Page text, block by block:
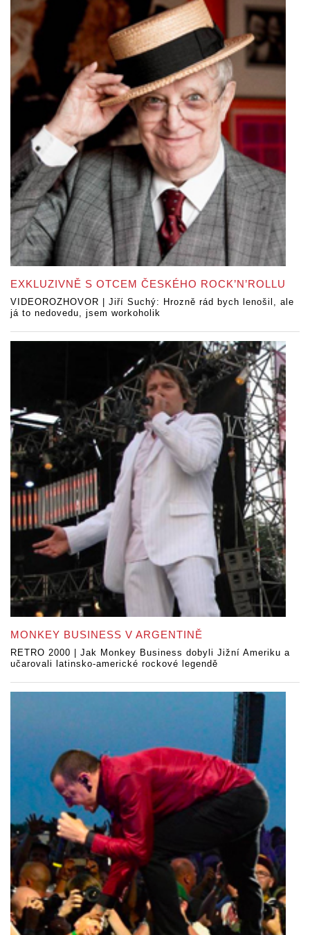
EXKLUZIVNĚ S OTCEM ČESKÉHO ROCK’N’ROLLU
VIDEOROZHOVOR | Jiří Suchý: Hrozně rád bych lenošil, ale
já to nedovedu, jsem workoholik
MONKEY BUSINESS V ARGENTINĚ
RETRO 2000 | Jak Monkey Business dobyli Jižní Ameriku a
učarovali latinsko-americké rockové legendě